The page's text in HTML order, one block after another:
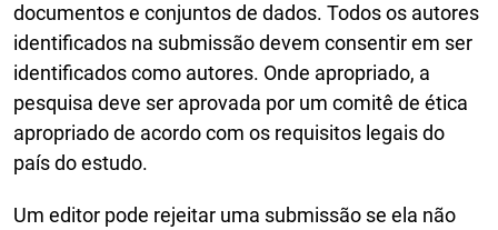
documentos e conjuntos de dados. Todos os autores
identificados na submissão devem consentir em ser
identificados como autores. Onde apropriado, a
pesquisa deve ser aprovada por um comitê de ética
apropriado de acordo com os requisitos legais do
país do estudo.
Um editor pode rejeitar uma submissão se ela não